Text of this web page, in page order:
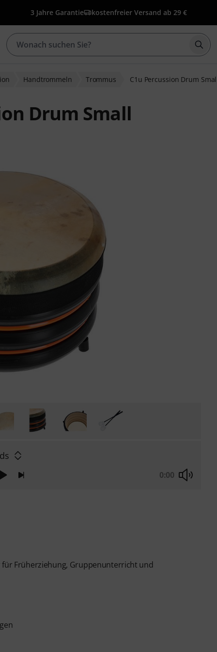
3 Jahre Garantie kostenfreier Versand ab 29 €
Handtrommeln Trommus C1u Percussion Drum
Drum Small
0:00
Früherziehung, Gruppenunterricht und